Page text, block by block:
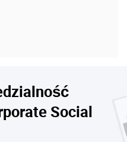
Social